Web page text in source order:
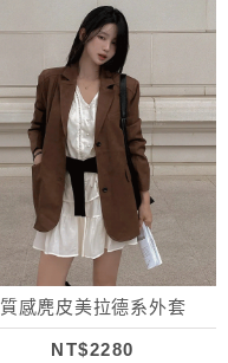
質感麂皮美拉德系外套
NT$2280